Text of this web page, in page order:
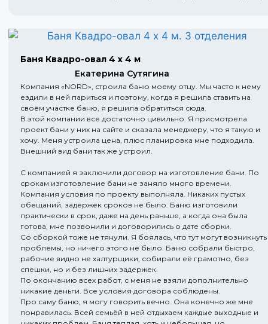
Баня Квадро-овал 4 х 4 м
Екатерина Сутягина
Компания «NORD», строила баню моему отцу. Мы часто к нему
ездили в ней париться и поэтому, когда я решила ставить на
своём участке баню, я решила обратиться сюда.
В этой компании все достаточно цивильно. Я присмотрела
проект бани у них на сайте и сказала менеджеру, что я такую и
хочу. Меня устроила цена, плюс планировка мне подходила.
Внешний вид бани так же устроил.
С компанией я заключили договор на изготовление бани. По
срокам изготовление бани не заняло много времени.
Компания условия по проекту выполняла. Никаких пустых
обещаний, задержек сроков не было. Баню изготовили
практически в срок, даже на день раньше, а когда она была
готова, мне позвонили и договорились о дате сборки.
Со сборкой тоже не тянули. Я боялась, что тут могут возникнуть
проблемы, но ничего этого не было. Баню собрали быстро,
рабочие видно не халтурщики, собирали её грамотно, без
спешки, но и без лишних задержек.
По окончанию всех работ, с меня не взяли дополнительно
никакие деньги. Все условия договора соблюдены.
Про саму баню, я могу говорить вечно. Она конечно же мне
понравилась. Всей семьёй в ней отдыхаем каждые выходные и